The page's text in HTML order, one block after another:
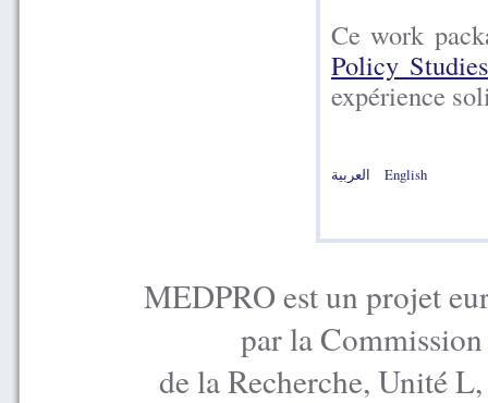
Ce work
Policy
expérience
العربية English
MEDPRO est un projet
par la
de la Recherche, Unité